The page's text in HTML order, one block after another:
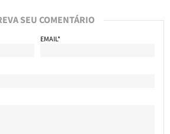
SEU COMENTÁRIO
EMAIL*